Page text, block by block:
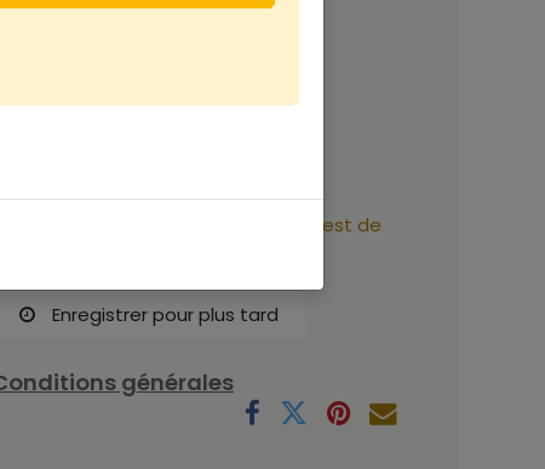
Soyez averti lorsque le produit est de
Enregistrer pour plus tard
générales